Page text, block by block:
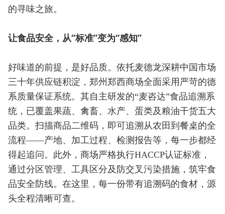
的寻味之旅。
让食品安全，从“标准”变为“感知”
好味道的前提，是好品质。依托麦德龙深耕中国市场
三十年供应链积淀，郑州郑西商场全面采用严苛的德
系质量保证系统。其自主研发的“麦咨达”食品追溯系
统，已覆盖果蔬、禽畜、水产、蛋类及粮油干货五大
品类。扫描商品二维码，即可追溯从农田到餐桌的全
流程——产地、加工过程、检测报告等，每一步都经
得起追问。此外，商场严格执行HACCP认证标准，
通过分区管理、工具区分及防交叉污染措施，筑牢食
品安全防线。在这里，每一份带有追溯码的食材，源
头全程清晰可查。